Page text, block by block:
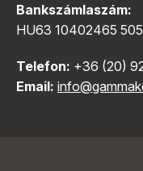
Bankszámlaszám:
HU63 10402465
Telefon: +36 (20)
Email: